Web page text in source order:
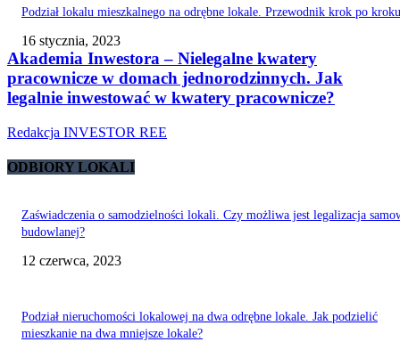
Podział lokalu mieszkalnego na odrębne lokale. Przewodnik krok po kroku
16 stycznia, 2023
Akademia Inwestora – Nielegalne kwatery
pracownicze w domach jednorodzinnych. Jak
legalnie inwestować w kwatery pracownicze?
Redakcja INVESTOR REE
ODBIORY LOKALI
Zaświadczenia o samodzielności lokali. Czy możliwa jest legalizacja
budowlanej?
12 czerwca, 2023
Podział nieruchomości lokalowej na dwa odrębne lokale. Jak podzielić
mieszkanie na dwa mniejsze lokale?